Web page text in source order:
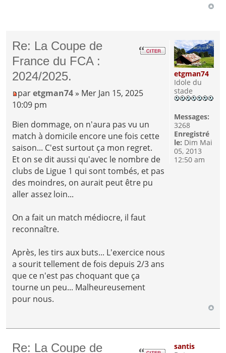
Re: La Coupe de
France du FCA :
2024/2025.
paretgman74 » Mer Jan 15, 2025
10:09 pm
Bien dommage, on n'aura pas vu un
match à domicile encore une fois cette
saison... C'est surtout ça mon regret.
Et on se dit aussi qu'avec le nombre de
clubs de Ligue 1 qui sont tombés, et pas
des moindres, on aurait peut être pu
aller assez loin...
On a fait un match médiocre, il faut
reconnaître.
Après, les tirs aux buts... L'exercice nous
a sourit tellement de fois depuis 2/3 ans
que ce n'est pas choquant que ça
tourne un peu... Malheureusement
pour nous.
etgman74
Idole du
stade
Messages:
3268
Enregistré
le: Dim Mai
05, 2013
12:50 am
Re: La Coupe de
santis